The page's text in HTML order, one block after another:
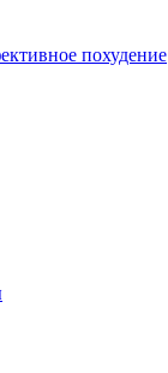
похудение